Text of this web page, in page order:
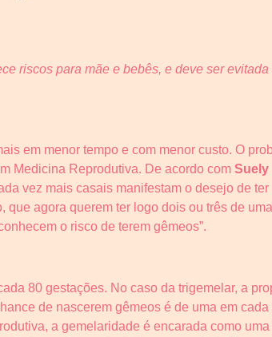
riscos para mãe e bebês, e deve ser evitada
em menor tempo e com menor custo. O
Medicina Reprodutiva. De acordo com Suely
vez mais casais manifestam o desejo de ter
que agora querem ter logo dois ou três de
o risco de terem gêmeos”.
80 gestações. No caso da trigemelar, a
de nascerem gêmeos é de uma em cada
a gemelaridade é encarada como uma